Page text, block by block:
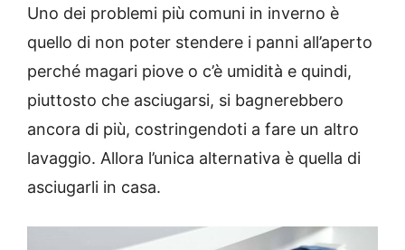
Uno dei problemi più comuni in inverno è
quello di non poter stendere i panni all’aperto
perché magari piove o c’è umidità e quindi,
piuttosto che asciugarsi, si bagnerebbero
ancora di più, costringendoti a fare un altro
lavaggio. Allora l’unica alternativa è quella di
asciugarli in casa.